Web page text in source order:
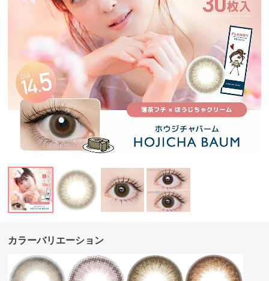
カラーバリエーション